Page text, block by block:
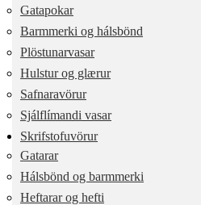
Gatapokar
Barmmerki og hálsbönd
Plöstunarvasar
Hulstur og glærur
Safnaravörur
Sjálflímandi vasar
Skrifstofuvörur
Gatarar
Hálsbönd og barmmerki
Heftarar og hefti